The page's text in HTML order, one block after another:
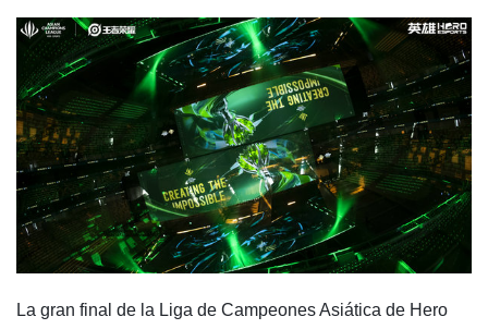
La gran final de la Liga de Campeones Asiática de Hero